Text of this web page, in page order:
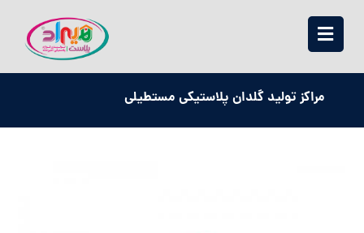
مراکز تولید گلدان پلاستیکی مستطیلی